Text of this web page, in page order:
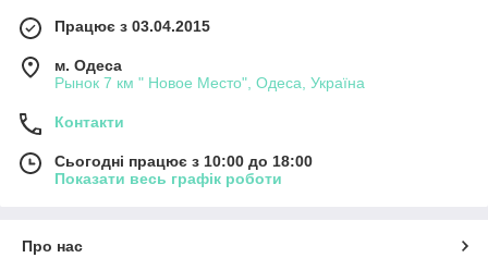
Працює з 03.04.2015
м. Одеса
Рынок 7 км " Новое Место", Одеса, Україна
Контакти
Сьогодні працює з 10:00 до 18:00
Показати весь графік роботи
Про нас